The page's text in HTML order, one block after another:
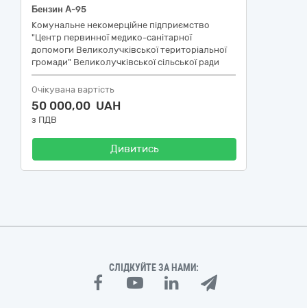
Бензин А-95
Комунальне некомерційне підприємство
"Центр первинної медико-санітарної
допомоги Великолучківської територіальної
громади" Великолучківської сільської ради
Очікувана вартість
50 000,00 UAH
з ПДВ
Дивитись
СЛІДКУЙТЕ ЗА НАМИ: